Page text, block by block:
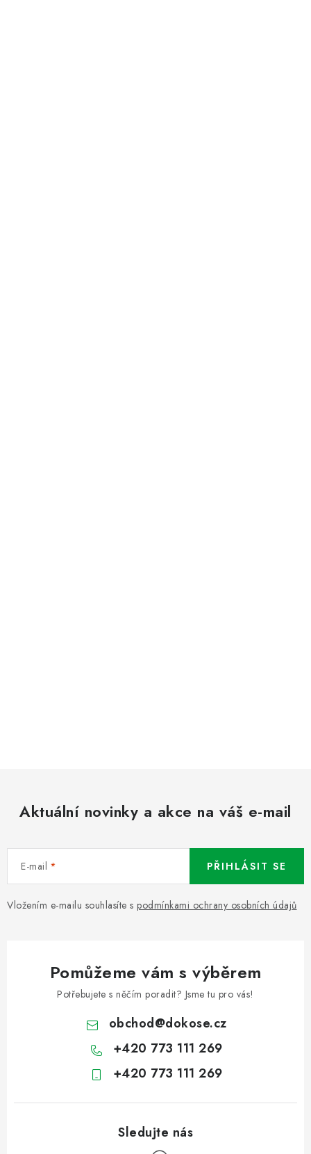
Aktuální novinky a akce na váš e-mail
E-mail
Vložením e-mailu souhlasíte s podmínkami ochrany osobních údajů
PŘIHLÁSIT SE
Pomůžeme vám s výběrem
Potřebujete s něčím poradit? Jsme tu pro vás!
obchod@dokose.cz
+420 773 111 269
+420 773 111 269